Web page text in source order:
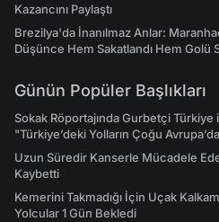
Kazancını Paylaştı
Brezilya'da İnanılmaz Anlar:
Düşünce Hem Sakatlandı Hem Golü
Günün Popüler Başlıkları
Sokak Röportajında Gurbetçi Türkiye
"Türkiye’deki Yolların Çoğu
Uzun Süredir Kanserle Mücadele
Kaybetti
Kemerini Takmadığı İçin Uçak
Yolcular 1 Gün Bekledi